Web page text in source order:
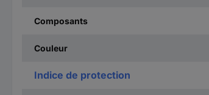
Composants
Couleur
Indice de protection